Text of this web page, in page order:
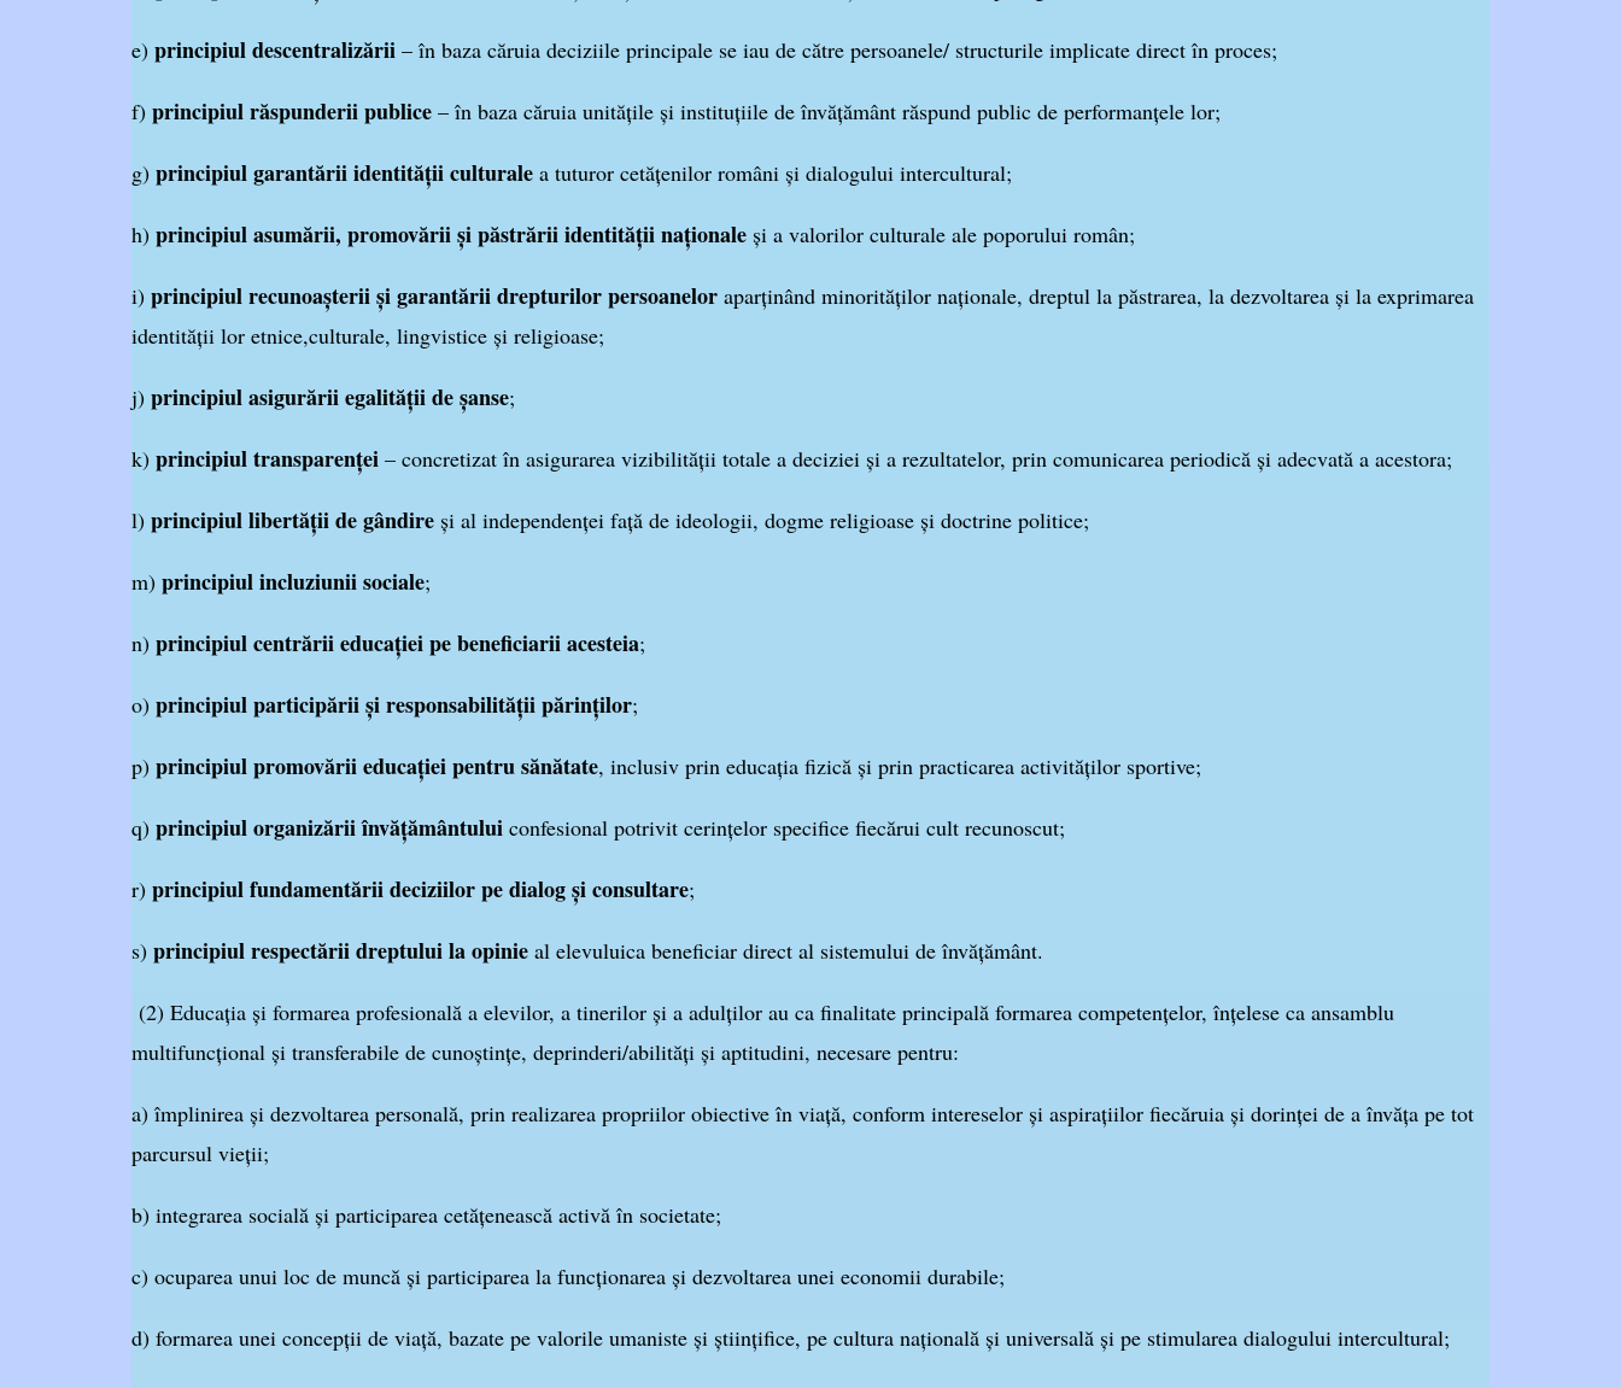
e) principiul descentralizării – în baza căruia deciziile principale se iau de către persoanele/ structurile implicate direct în proces;
f) principiul răspunderii publice – în baza căruia unităţile şi instituţiile de învăţământ răspund public de performanţele lor;
g) principiul garantării identităţii culturale a tuturor cetăţenilor români şi dialogului intercultural;
h) principiul asumării, promovării şi păstrării identităţii naţionale şi a valorilor culturale ale poporului român;
i) principiul recunoaşterii şi garantării drepturilor persoanelor aparţinând minorităţilor naţionale, dreptul la păstrarea, la dezvoltarea şi la exprimarea
identităţii lor etnice,culturale, lingvistice şi religioase;
j) principiul asigurării egalităţii de şanse;
k) principiul transparenţei – concretizat în asigurarea vizibilităţii totale a deciziei şi a rezultatelor, prin comunicarea periodică şi adecvată a acestora;
l) principiul libertăţii de gândire şi al independenţei faţă de ideologii, dogme religioase şi doctrine politice;
m) principiul incluziunii sociale;
n) principiul centrării educaţiei pe beneficiarii acesteia;
o) principiul participării şi responsabilităţii părinţilor;
p) principiul promovării educaţiei pentru sănătate, inclusiv prin educaţia fizică şi prin practicarea activităţilor sportive;
q) principiul organizării învăţământului confesional potrivit cerinţelor specifice fiecărui cult recunoscut;
r) principiul fundamentării deciziilor pe dialog şi consultare;
s) principiul respectării dreptului la opinie al elevuluica beneficiar direct al sistemului de învăţământ.
(2) Educaţia şi formarea profesională a elevilor, a tinerilor şi a adulţilor au ca finalitate principală formarea competenţelor, înţelese ca ansamblu
multifuncţional şi transferabile de cunoştinţe, deprinderi/abilităţi şi aptitudini, necesare pentru:
a) împlinirea şi dezvoltarea personală, prin realizarea propriilor obiective în viaţă, conform intereselor şi aspiraţiilor fiecăruia şi dorinţei de a învăţa pe tot
parcursul vieţii;
b) integrarea socială şi participarea cetăţenească activă în societate;
c) ocuparea unui loc de muncă şi participarea la funcţionarea şi dezvoltarea unei economii durabile;
d) formarea unei concepţii de viaţă, bazate pe valorile umaniste şi ştiinţifice, pe cultura naţională şi universală şi pe stimularea dialogului intercultural;